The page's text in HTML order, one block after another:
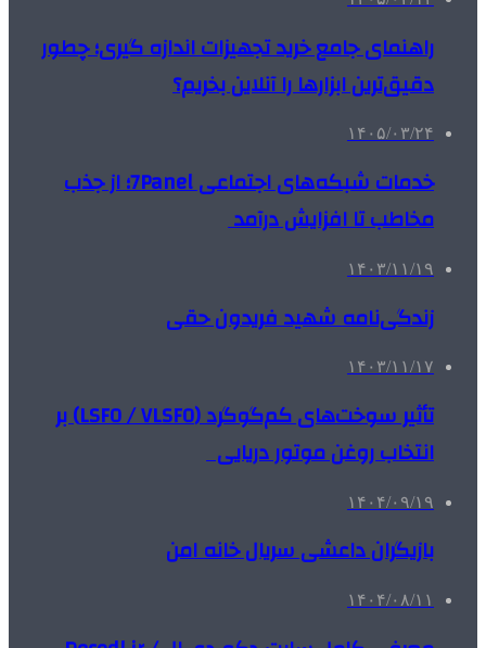
راهنمای جامع خرید تجهیزات اندازه گیری؛ چطور
دقیق‌ترین ابزارها را آنلاین بخریم؟
۱۴۰۵/۰۳/۲۴
خدمات شبکه‌های اجتماعی 7Panel؛ از جذب
مخاطب تا افزایش درآمد
۱۴۰۳/۱۱/۱۹
زندگی‌نامه شهید فریدون حقی
۱۴۰۳/۱۱/۱۷
تأثیر سوخت‌های کم‌گوگرد (LSFO / VLSFO) بر
انتخاب روغن موتور دریایی
۱۴۰۴/۰۹/۱۹
بازیگران داعشی سریال خانه امن
۱۴۰۴/۰۸/۱۱